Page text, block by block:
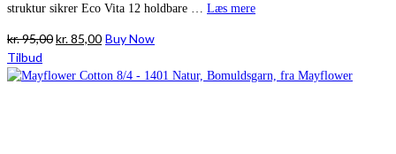
struktur sikrer Eco Vita 12 holdbare … Læs mere
kr.95,00Den
pris
kr.85,00Den
pris
Buy Now
Tilbud